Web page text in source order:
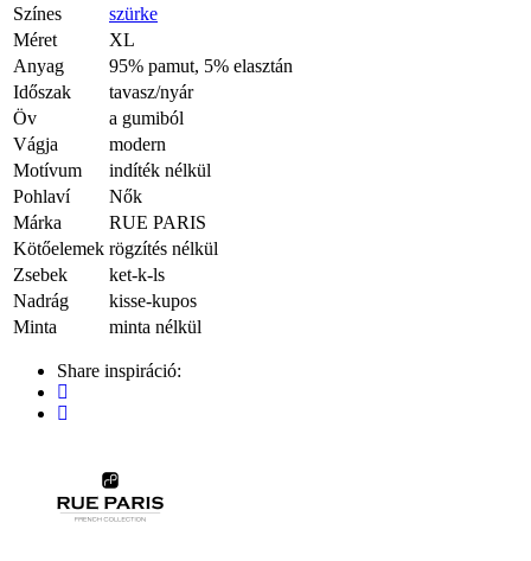
Színes
szürke
Méret
XL
Anyag
95% pamut, 5% elasztán
Időszak
tavasz/nyár
Öv
a gumiból
Vágja
modern
Motívum
indíték nélkül
Pohlaví
Nők
Márka
RUE PARIS
Kötőelemek rögzítés nélkül
Zsebek
ket-k-ls
Nadrág
kisse-kupos
Minta
minta nélkül
Share inspiráció: